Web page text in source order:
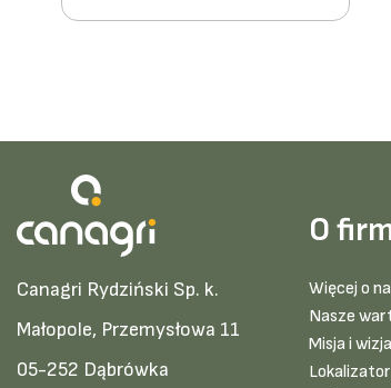
Canagri Rydziński Sp. k.
Małopole, Przemysłowa 11
05-252 Dąbrówka
O
Więcej o
Nasze
Misja i wizja